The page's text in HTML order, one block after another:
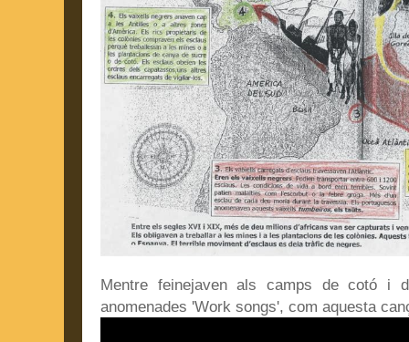
Mentre feinejaven als camps de cotó i
anomenades 'Work songs', com aquesta